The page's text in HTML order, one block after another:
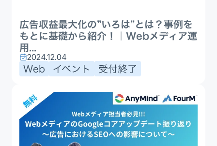
広告収益最大化の”いろは”とは？事例を
もとに基礎から紹介！｜Webメディア運
用...
2024.12.04
Web イベント 受付終了